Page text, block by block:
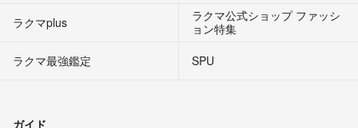
ラクマplus
ラクマ公式ショップ ファッシ
ョン特集
ラクマ最強鑑定
SPU
ガイド